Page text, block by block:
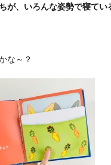
が、いろんな姿勢で寝てい
な～？